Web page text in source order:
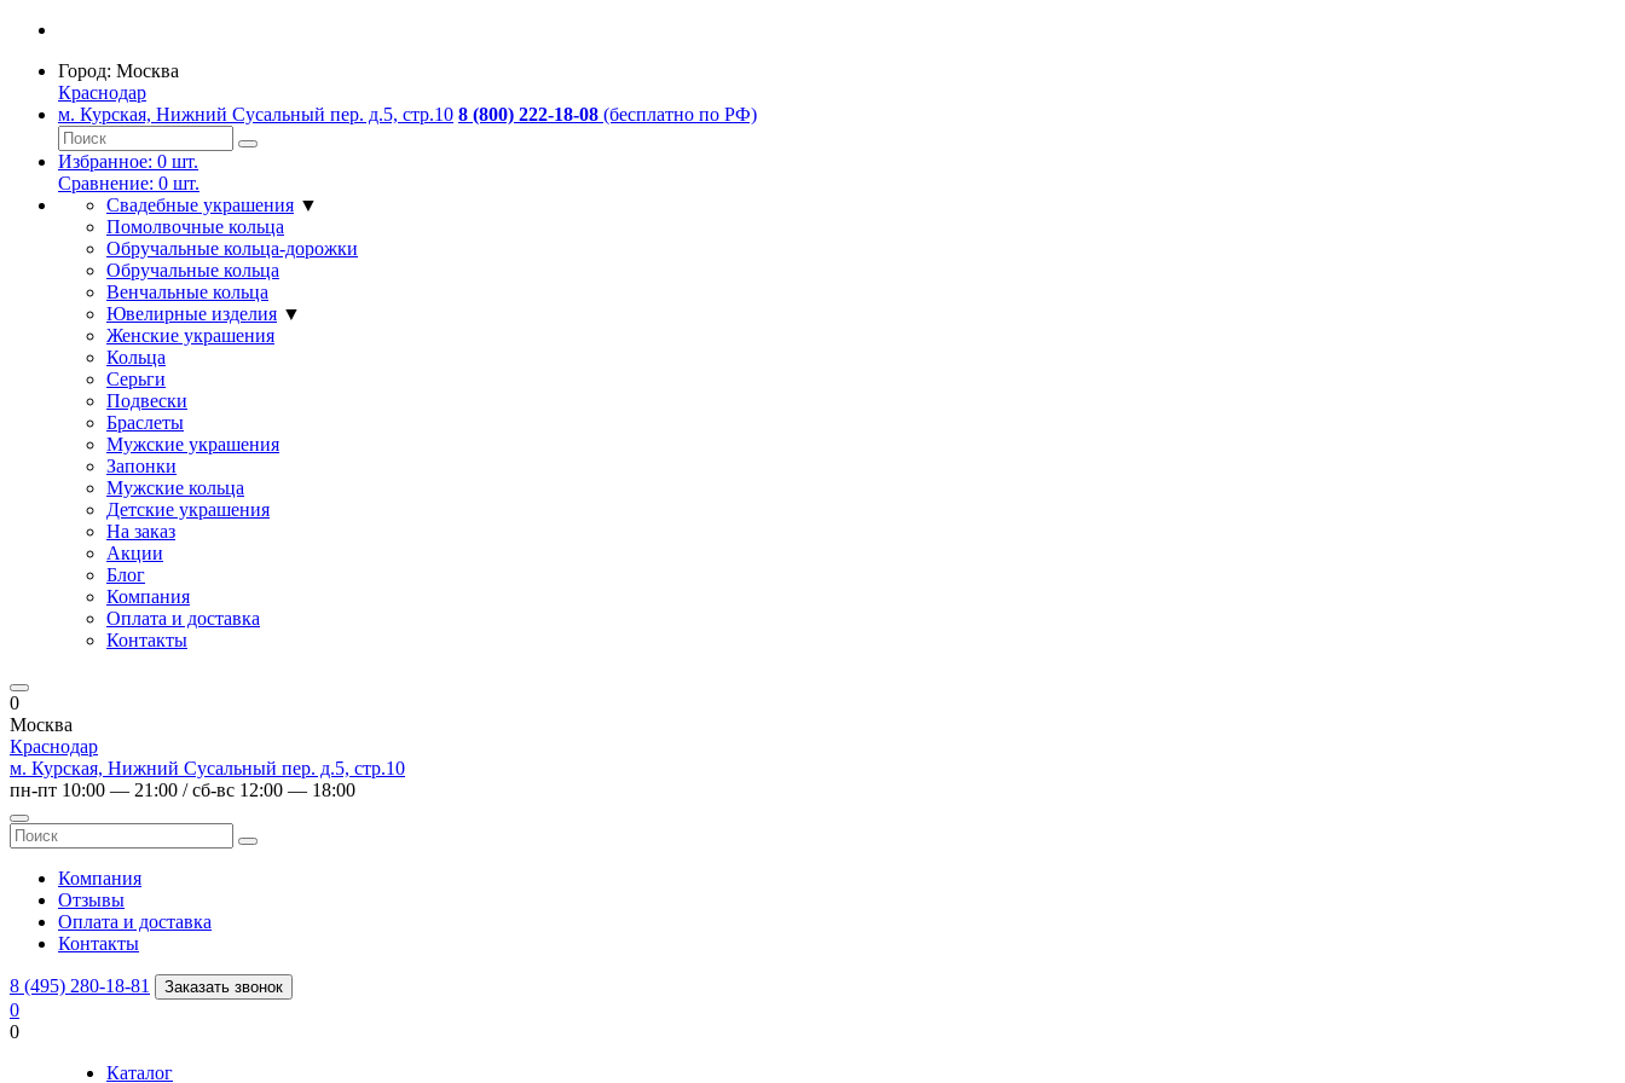
Город: Москва
Краснодар
м. Курская, Нижний Сусальный пер. д.5, стр.10 8 (800) 222-18-08 (бесплатно по РФ)
Избранное: 0 шт.
Сравнение: 0 шт.
Свадебные украшения ▼
Помолвочные кольца
Обручальные кольца-дорожки
Обручальные кольца
Венчальные кольца
Ювелирные изделия ▼
Женские украшения
Кольца
Серьги
Подвески
Браслеты
Мужские украшения
Запонки
Мужские кольца
Детские украшения
На заказ
Акции
Блог
Компания
Оплата и доставка
Контакты
0
Москва
Краснодар
м. Курская, Нижний Сусальный пер. д.5, стр.10
пн-пт 10:00 — 21:00 / сб-вс 12:00 — 18:00
Компания
Отзывы
Оплата и доставка
Контакты
8 (495) 280-18-81 Заказать звонок
0
0
Каталог